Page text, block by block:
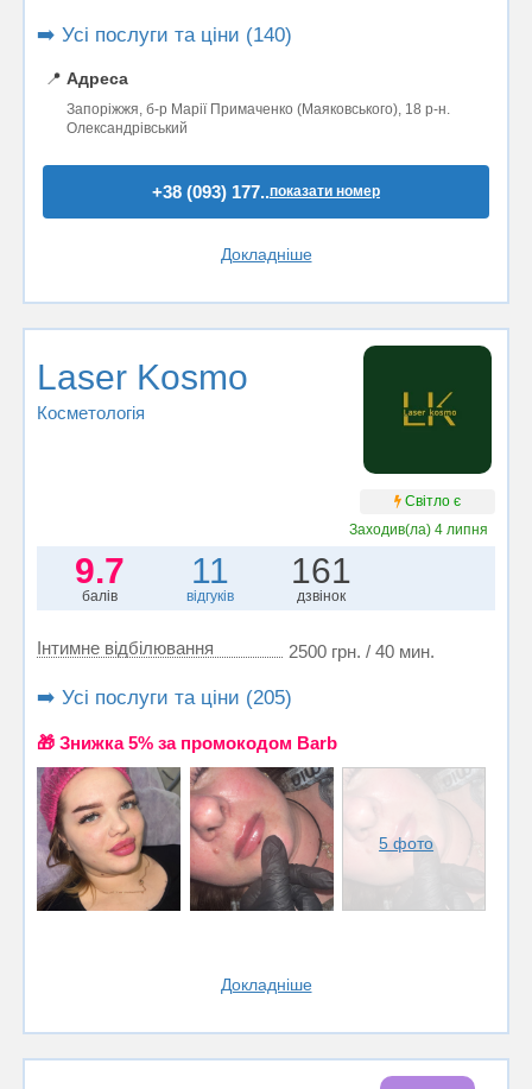
➡️ Усі послуги та ціни (140)
📍 Адреса
Запоріжжя, б-р Марії Примаченко (Маяковського), 18 р-н.
Олександрівський
+38 (093) 177..показати номер
Докладніше
Laser Kosmo
Косметологія
Світло є
Заходив(ла)4 липня
9.7
балів
11
відгуків
161
дзвінок
Інтимне відбілювання 2500 грн. / 40 мин.
➡️ Усі послуги та ціни (205)
🎁 Знижка 5% за промокодом Barb
5 фото
Докладніше